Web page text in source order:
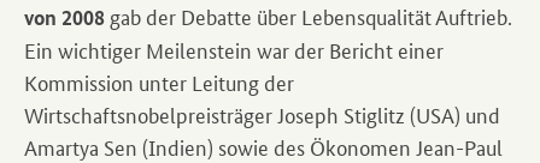
von 2008 gab der Debatte über Lebensqualität Auftrieb.
Ein wichtiger Meilenstein war der Bericht einer
Kommission unter Leitung der
Wirtschaftsnobelpreisträger Joseph Stiglitz (USA) und
Amartya Sen (Indien) sowie des Ökonomen Jean-Paul